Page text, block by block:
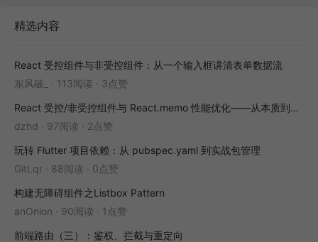
精选内容
React 受控组件与非受控组件：从一个输入框讲清表单数据流
东风破_
· 113阅读 · 3点赞
React 受控/非受控组件与 React.memo 性能优化——从本质到实战
dzhd · 97阅读 · 2点赞
玩转 Flutter 项目依赖：从 pubspec.yaml 到实战包管理
GitLqr · 88阅读 · 0点赞
构建无障碍组件之Listbox Pattern
anOnion · 90阅读 · 1点赞
前端路由（三）：鉴权、拦截与重定向